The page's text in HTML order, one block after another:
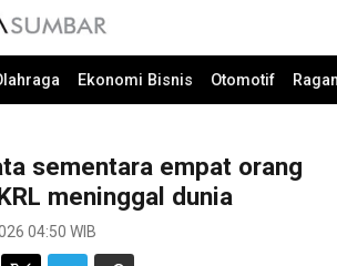
Ekonomi Bisnis Otomotif
sementara empat orang
meninggal dunia
04:50 WIB